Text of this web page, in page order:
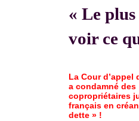
« Le
voir ce
La Cour d’appel
a condamné des
copropriétaires
français en
dette » !